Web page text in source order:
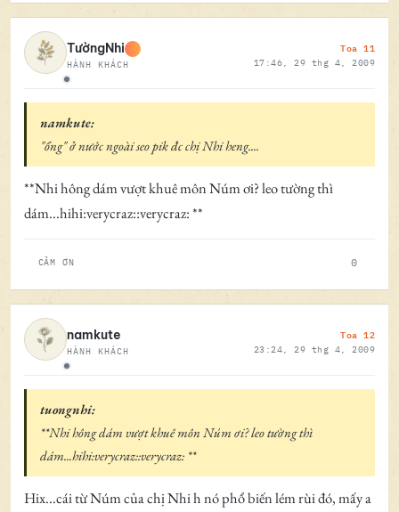
Ngoại tuyến
TườngNhi
HÀNH KHÁCH
Toa 11
17:46, 29 thg 4, 2009
namkute:
"ổng" ở nước ngoài seo pik đc chị Nhi heng....
**Nhi hông dám vượt khuê môn Núm ơi? leo tường thì
dám...hihi:verycraz::verycraz: **
CẢM ƠN 0
Ngoại tuyến
namkute
HÀNH KHÁCH
Toa 12
23:24, 29 thg 4, 2009
tuongnhi:
**Nhi hông dám vượt khuê môn Núm ơi? leo tường thì
dám...hihi:verycraz::verycraz: **
Hix...cái từ Núm của chị Nhi h nó phổ biến lém rùi đó, mấy a